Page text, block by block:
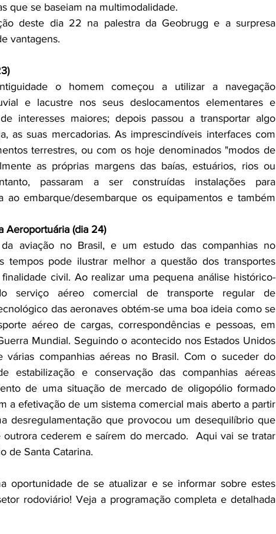
que se baseiam na multimodalidade.
deste dia 22 na palestra da Geobrugg e a surpresa
vantagens.
o homem começou a utilizar a navegação
e lacustre nos seus deslocamentos elementares e
interesses maiores; depois passou a transportar algo
as suas mercadorias. As imprescindíveis interfaces com
terrestres, ou com os hoje denominados "modos de
as próprias margens das baías, estuários, rios ou
passaram a ser construídas instalações para
ao embarque/desembarque os equipamentos e também
Aeroportuária (dia 24)
aviação no Brasil, e um estudo das companhias no
tempos pode ilustrar melhor a questão dos transportes
civil. Ao realizar uma pequena análise histórico-
serviço aéreo comercial de transporte regular de
das aeronaves obtém-se uma boa ideia como se
aéreo de cargas, correspondências e pessoas, em
Mundial. Seguindo o acontecido nos Estados Unidos
companhias aéreas no Brasil. Com o suceder do
estabilização e conservação das companhias aéreas
de uma situação de mercado de oligopólio formado
a efetivação de um sistema comercial mais aberto a partir
desregulamentação que provocou um desequilíbrio que
outrora cederem e saírem do mercado.  Aqui vai se tratar
de Santa Catarina.
oportunidade de se atualizar e se informar sobre estes
rodoviário! Veja a programação completa e detalhada